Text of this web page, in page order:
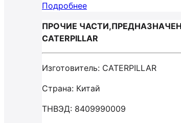
Подробнее
ПРОЧИЕ
CATERPILLAR
Изготовитель: CATERPILLAR
Страна: Китай
ТНВЭД: 8409990009